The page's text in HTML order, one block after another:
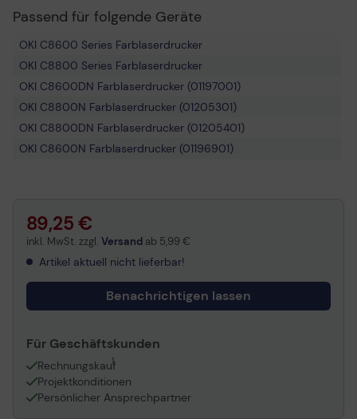
Passend für folgende Geräte
OKI C8600 Series Farblaserdrucker
OKI C8800 Series Farblaserdrucker
OKI C8600DN Farblaserdrucker (01197001)
OKI C8800N Farblaserdrucker (01205301)
OKI C8800DN Farblaserdrucker (01205401)
OKI C8600N Farblaserdrucker (01196901)
OKI C8800DTN Farblaserdrucker
89,25 €
inkl. MwSt. zzgl. Versand ab 5,99 €
Artikel aktuell nicht lieferbar!
Benachrichtigen lassen
Für Geschäftskunden
Rechnungskauf
1
Projektkonditionen
Persönlicher Ansprechpartner